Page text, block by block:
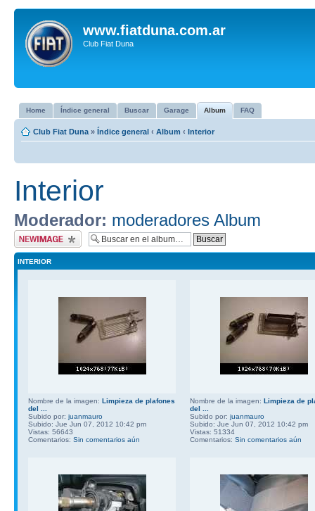
www.fiatduna.com.ar
Club Fiat Duna
Home Índice general Buscar Garage Album FAQ
Club Fiat Duna » Índice general ‹ Album ‹ Interior
Interior
Moderador: moderadores Album
Subir imagen
INTERIOR
Nombre de la imagen: Limpieza de plafones
del ...
Subido por: juanmauro
Subido: Jue Jun 07, 2012 10:42 pm
Vistas: 56643
Comentarios: Sin comentarios aún
Nombre de la imagen: Limpieza de
del ...
Subido por: juanmauro
Subido: Jue Jun 07, 2012 10:42 pm
Vistas: 51334
Comentarios: Sin comentarios aún